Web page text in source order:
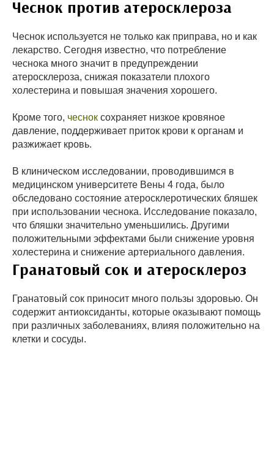
Чеснок против атеросклероза
Чеснок используется не только как приправа, но и как
лекарство. Сегодня известно, что потребление
чеснока много значит в предупреждении
атеросклероза, снижая показатели плохого
холестерина и повышая значения хорошего.
Кроме того, чеснок сохраняет низкое кровяное
давление, поддерживает приток крови к органам и
разжижает кровь.
В клиническом исследовании, проводившимся в
медицинском университете Вены 4 года, было
обследовано состояние атеросклеротических бляшек
при использовании чеснока. Исследование показало,
что бляшки значительно уменьшились. Другими
положительными эффектами были снижение уровня
холестерина и снижение артериального давления.
Гранатовый сок и атеросклероз
Гранатовый сок приносит много пользы здоровью. Он
содержит антиоксиданты, которые оказывают помощь
при различных заболеваниях, влияя положительно на
клетки и сосуды.